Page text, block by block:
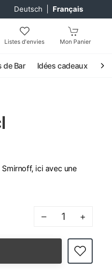
Deutsch Français
Listes d'envies Mon Panier
de Bar Idées cadeaux
ici avec une
– +